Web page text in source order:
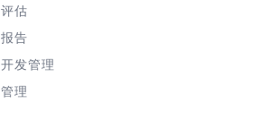
估
告
发管理
理